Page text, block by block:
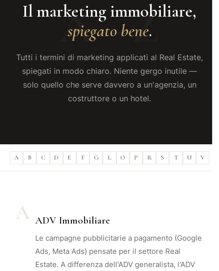
Il marketing immobiliare,
spiegato bene.
Tutti i termini di marketing applicati al Real Estate,
spiegati in modo chiaro. Niente gergo inutile —
solo quello che serve davvero a un'agenzia, un
costruttore o un hotel.
A B C D E F G L O P R S T U V
A ADV Immobiliare
Le campagne pubblicitarie a pagamento (Google
Ads, Meta Ads) pensate per il settore Real
Estate. A differenza dell'ADV generalista, l'ADV